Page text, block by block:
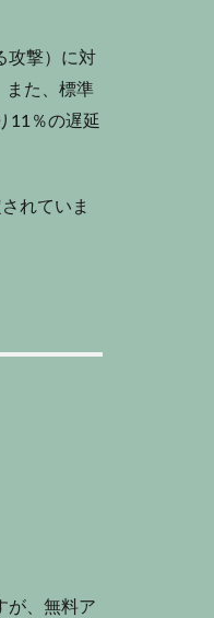
攻撃）に対
また、標準
11％の遅延
れていま
が、無料ア